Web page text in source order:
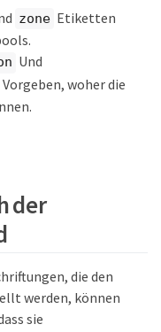
us-central1-b
zone Etiketten
Und
Vorgeben, woher die
der
die den
werden, können
sie